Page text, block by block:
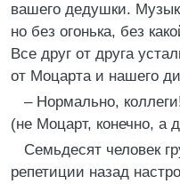
вашего дедушки.
но без огонька, без
Все друг от друга
от Моцарта и нашего
– Нормально,
(не Моцарт, конечно, а
Семьдесят человек
репетиции назад